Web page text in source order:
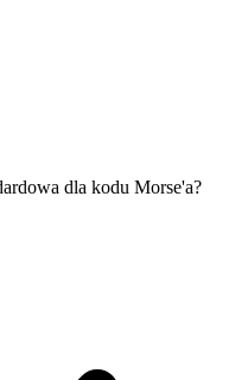
dla kodu Morse'a?